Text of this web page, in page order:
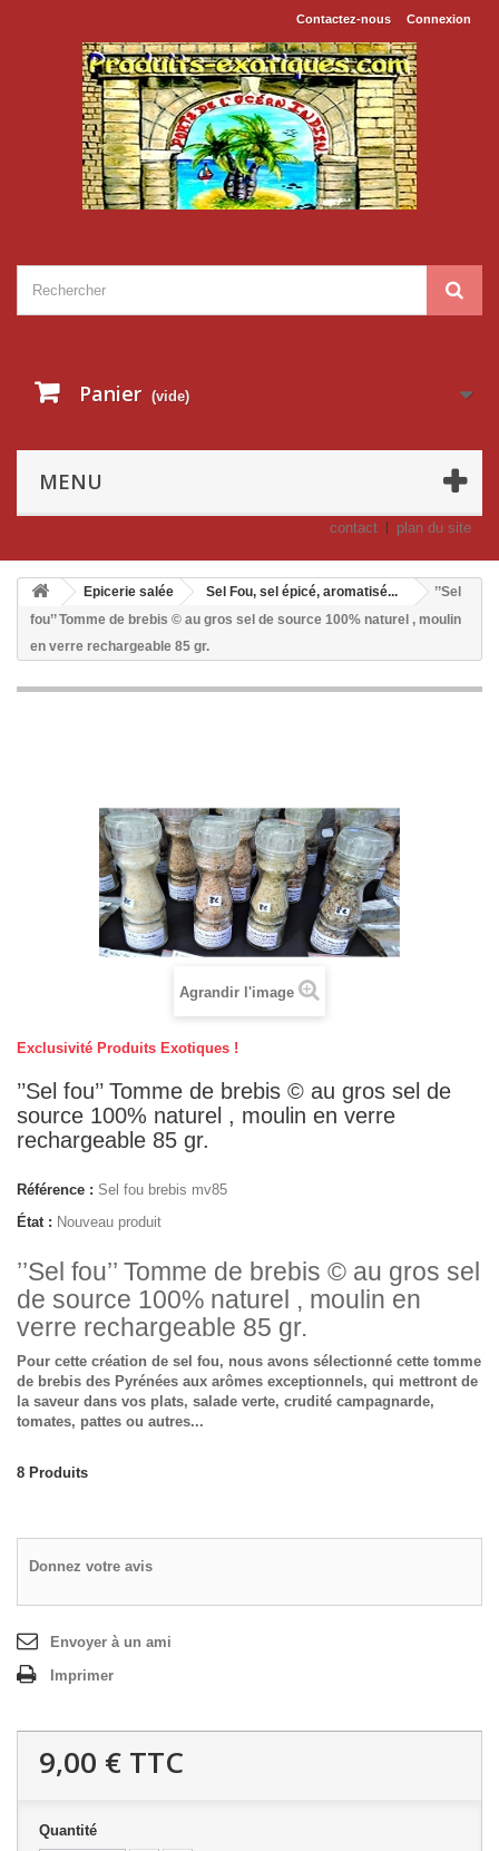
Connexion
Contactez-nous
Panier (vide)
MENU
contact plan du site
Epicerie salée Sel Fou, sel épicé, aromatisé...
’’Sel
fou’’ Tomme de brebis © au gros sel de source 100% naturel , moulin
en verre rechargeable 85 gr.
Agrandir l'image
Exclusivité Produits Exotiques !
’’Sel fou’’ Tomme de brebis © au gros sel de
source 100% naturel , moulin en verre
rechargeable 85 gr.
Référence : Sel fou brebis mv85
État : Nouveau produit
’’Sel fou’’ Tomme de brebis © au gros sel
de source 100% naturel , moulin en
verre rechargeable 85 gr.
Pour cette création de sel fou, nous avons sélectionné cette tomme
de brebis des Pyrénées aux arômes exceptionnels, qui mettront de
la saveur dans vos plats, salade verte, crudité campagnarde,
tomates, pattes ou autres...
8 Produits
Donnez votre avis
Envoyer à un ami
Imprimer
9,00 € TTC
Quantité